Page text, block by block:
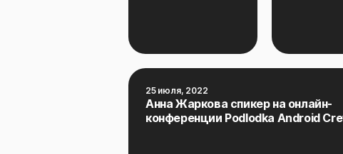
25 июля, 2022
Анна Жаркова спикер на онлайн-
конференции Podlodka Android